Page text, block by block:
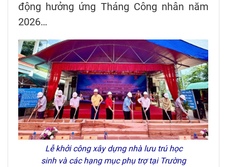
động hưởng ứng Tháng Công nhân năm
2026…
Lễ khởi công xây dựng nhà lưu trú học
sinh và các hạng mục phụ trợ tại Trường